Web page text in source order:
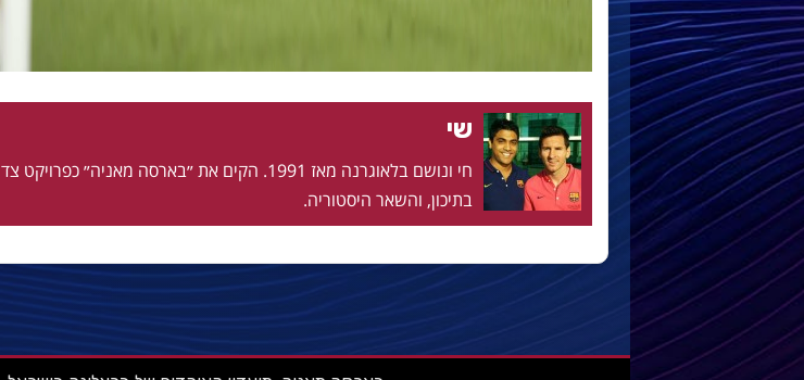
שי
חי ונושם בלאוגרנה מאז 1991. הקים את ״בארסה מאניה״ כפרויקט צד
בתיכון, והשאר היסטוריה.